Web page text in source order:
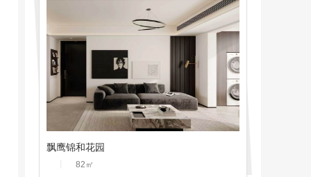
飘鹰锦和花园
82 ㎡